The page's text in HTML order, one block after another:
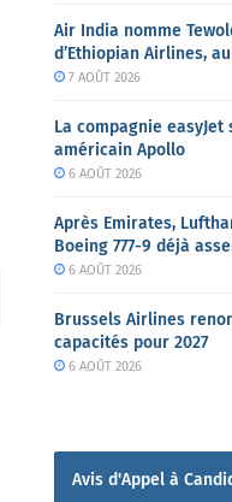
Air India nomme
d’Ethiopian Airlines,
7 AOÛT 2026
La compagnie
américain Apollo
6 AOÛT 2026
Après Emirates,
Boeing 777-9 déjà
6 AOÛT 2026
Brussels Airlines
capacités pour 2027
6 AOÛT 2026
Avis d'Appel à